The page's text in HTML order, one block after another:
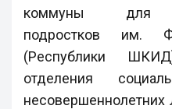
коммуны для
подростков им.
(Республики
отделения